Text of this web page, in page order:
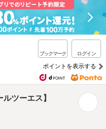
ブックマーク ログイン
ポイントを表示する
ツーエス】